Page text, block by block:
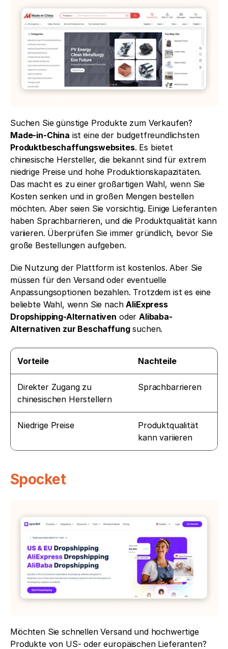
Made-in-China
ist eine der budgetfreundlichsten
Produktbeschaffungswebsites. Es bietet
chinesische Hersteller, die bekannt sind für extrem
niedrige Preise und hohe Produktionskapazitäten.
Das macht es zu einer großartigen Wahl, wenn Sie
Kosten senken und in großen Mengen bestellen
möchten. Aber seien Sie vorsichtig. Einige Lieferanten
haben Sprachbarrieren, und die Produktqualität kann
variieren. Überprüfen Sie immer gründlich, bevor Sie
große Bestellungen aufgeben.
Die Nutzung der Plattform ist kostenlos. Aber Sie
müssen für den Versand oder eventuelle
Anpassungsoptionen bezahlen. Trotzdem ist es eine
beliebte Wahl, wenn Sie nach AliExpress
Dropshipping-Alternativen oder Alibaba-
Alternativen zur Beschaffung suchen.
Vorteile Nachteile
Direkter Zugang zu
chinesischen Herstellern
Sprachbarrieren
Niedrige Preise
Produktqualität
kann variieren
Spocket
Möchten Sie schnellen Versand und hochwertige